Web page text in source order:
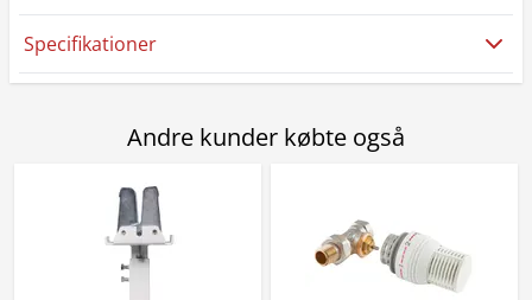
Specifikationer
Andre kunder købte også